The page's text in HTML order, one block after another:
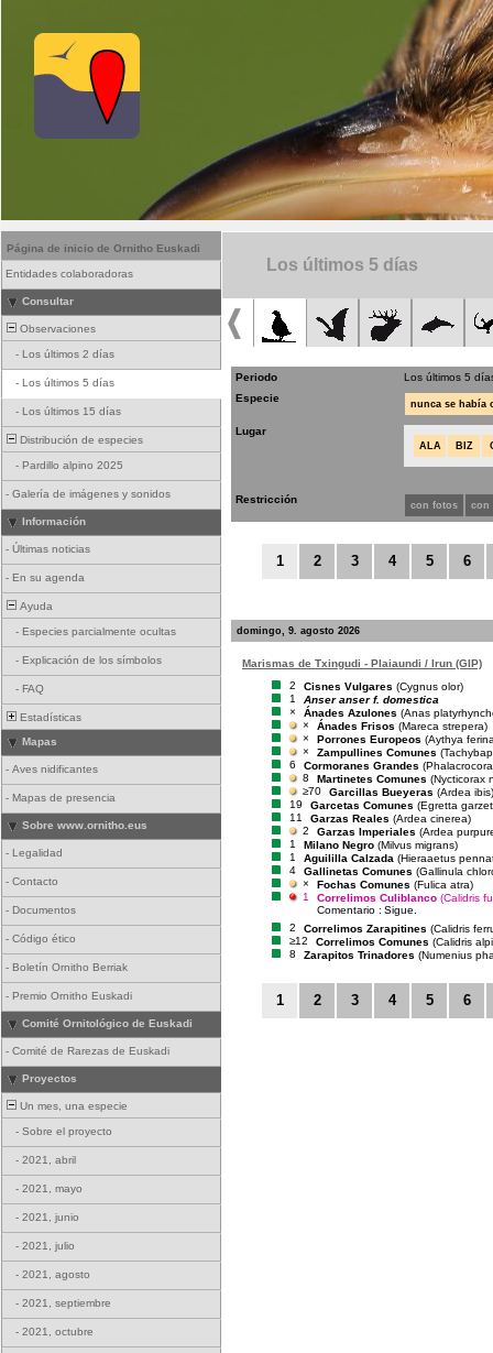
Página de inicio de Ornitho Euskadi
Entidades colaboradoras
Consultar
Observaciones
- Los últimos 2 días
- Los últimos 5 días
- Los últimos 15 días
Distribución de especies
- Pardillo alpino 2025
- Galería de imágenes y sonidos
Información
- Últimas noticias
- En su agenda
Ayuda
- Especies parcialmente ocultas
- Explicación de los símbolos
- FAQ
Estadísticas
Mapas
- Aves nidificantes
- Mapas de presencia
Sobre www.ornitho.eus
- Legalidad
- Contacto
- Documentos
- Código ético
- Boletín Ornitho Berriak
- Premio Ornitho Euskadi
Comité Ornitológico de Euskadi
- Comité de Rarezas de Euskadi
Proyectos
Un mes, una especie
- Sobre el proyecto
- 2021, abril
- 2021, mayo
- 2021, junio
- 2021, julio
- 2021, agosto
- 2021, septiembre
- 2021, octubre
Los últimos 5 días
Periodo
Los últimos 5
Especie
nunca se había
Lugar
ALA BIZ
Restricción con fotos con
1 2 3 4 5 6
domingo, 9. agosto 2026
Marismas de Txingudi - Plaiaundi / Irun (GIP)
2
Cisnes Vulgares (Cygnus olor)
1
Anser anser f. domestica
×
Ánades Azulones (Anas
×
Ánades Frisos (Mareca strepera)
×
Porrones Europeos (Aythya
×
Zampullines Comunes
6
Cormoranes Grandes
8
Martinetes Comunes (Nycticorax
≥70
Garcillas Bueyeras (Ardea ibis)
19
Garcetas Comunes (Egretta
11
Garzas Reales (Ardea cinerea)
2
Garzas Imperiales (Ardea
1
Milano Negro (Milvus migrans)
1
Aguililla Calzada (Hieraaetus
4
Gallinetas Comunes (Gallinula
×
Fochas Comunes (Fulica atra)
1
Correlimos Culiblanco (Calidris
Comentario : Sigue.
2
Correlimos Zarapitines (Calidris
≥12
Correlimos Comunes (Calidris
8
Zarapitos Trinadores (Numenius
1 2 3 4 5 6